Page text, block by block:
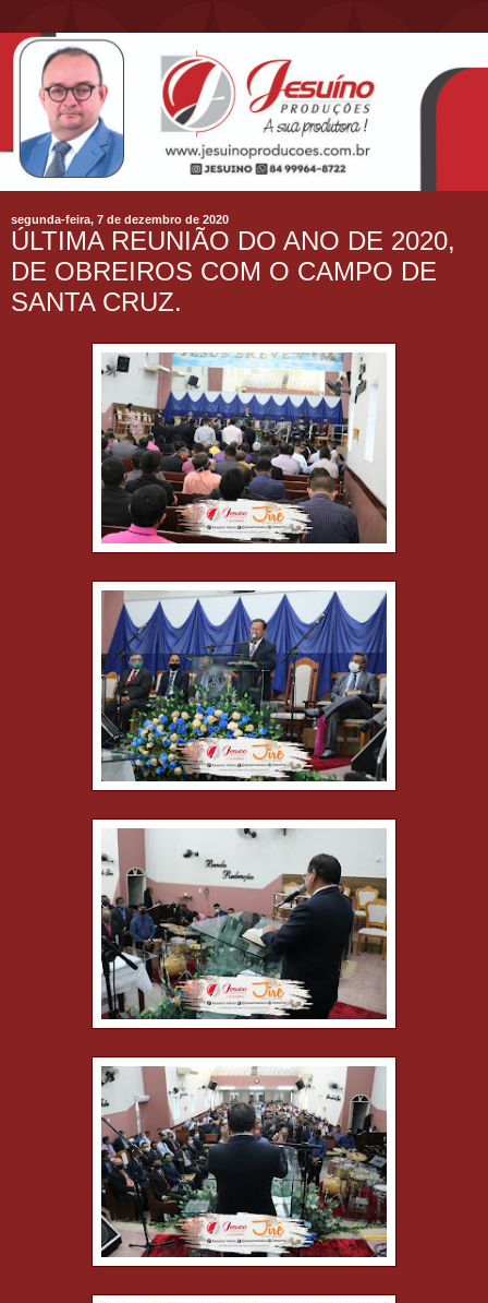
segunda-feira, 7 de dezembro de 2020
ÚLTIMA REUNIÃO DO ANO DE 2020,
DE OBREIROS COM O CAMPO DE
SANTA CRUZ.